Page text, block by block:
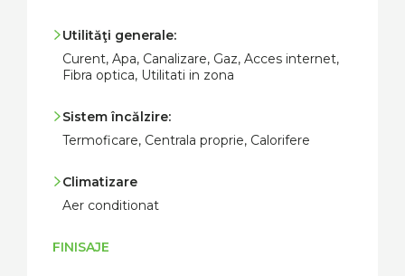
Utilităţi generale:
Curent, Apa, Canalizare, Gaz, Acces internet,
Fibra optica, Utilitati in zona
Sistem încălzire:
Termoficare, Centrala proprie, Calorifere
Climatizare
Aer conditionat
FINISAJE